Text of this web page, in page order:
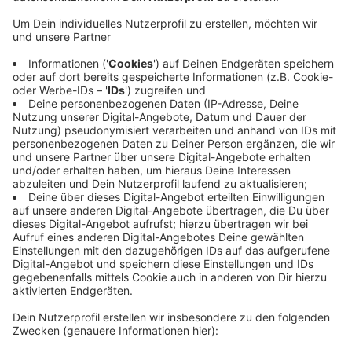
Anzeige
Der zuständige Betriebsausschuss soll am Dienstag
(19.05.) unter anderem beschließen, dass der
städtische Eigenbetrieb Abwasseranlagen mit
Eigentümern landwirtschaftlicher Flächen über
Regenrückhalteflächen verhandeln soll - und zwar dort,
wo es technisch und wirtschaftlich sinnvoll ist. Nach
Angaben der Stadtverwaltung wird immer wieder
Schlammwasser von Feldern auf Straßen gespült.
Dadurch würden Schäden an öffentlichen und privaten
Einrichtungen sowie Reinigungskosten entstehen.
Anzeige